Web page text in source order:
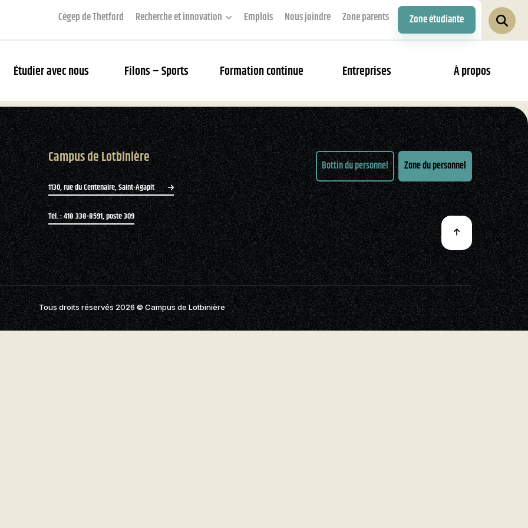
Cégep de Thetford Recherche et innovation Emplois Nous joindre Zone parents Zone étudiante
Étudier avec nous Filons – Sports Formation continue Entreprises À propos
des Filons
des matchs et webdiffusion
Filons
questions
Campus de Lotbinière
1130, rue du Centenaire, Saint-Agapit
Tél. : 418 338-8591, poste 309
Bottin du personnel Zone du personnel
Tous droits réservés 2026© Campus de Lotbinière